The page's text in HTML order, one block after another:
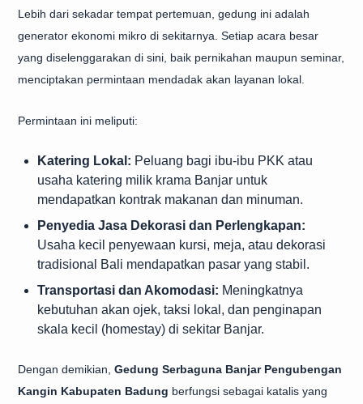
Lebih dari sekadar tempat pertemuan, gedung ini adalah
generator ekonomi mikro di sekitarnya. Setiap acara besar
yang diselenggarakan di sini, baik pernikahan maupun seminar,
menciptakan permintaan mendadak akan layanan lokal.
Permintaan ini meliputi:
Katering Lokal: Peluang bagi ibu-ibu PKK atau
usaha katering milik krama Banjar untuk
mendapatkan kontrak makanan dan minuman.
Penyedia Jasa Dekorasi dan Perlengkapan:
Usaha kecil penyewaan kursi, meja, atau dekorasi
tradisional Bali mendapatkan pasar yang stabil.
Transportasi dan Akomodasi: Meningkatnya
kebutuhan akan ojek, taksi lokal, dan penginapan
skala kecil (homestay) di sekitar Banjar.
Dengan demikian, Gedung Serbaguna Banjar Pengubengan
Kangin Kabupaten Badung berfungsi sebagai katalis yang